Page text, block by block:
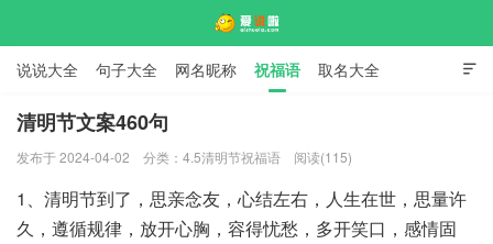

说说大全 句子大全 网名昵称 祝福语 取名大全
标语口号 签名大全
清明节文案460句
发布于 2024-04-02 分类： 4.5清明节祝福语 阅读(115)
1、清明节到了，思亲念友，心结左右，人生在世，思量许
久，遵循规律，放开心胸，容得忧愁，多开笑口，感情固